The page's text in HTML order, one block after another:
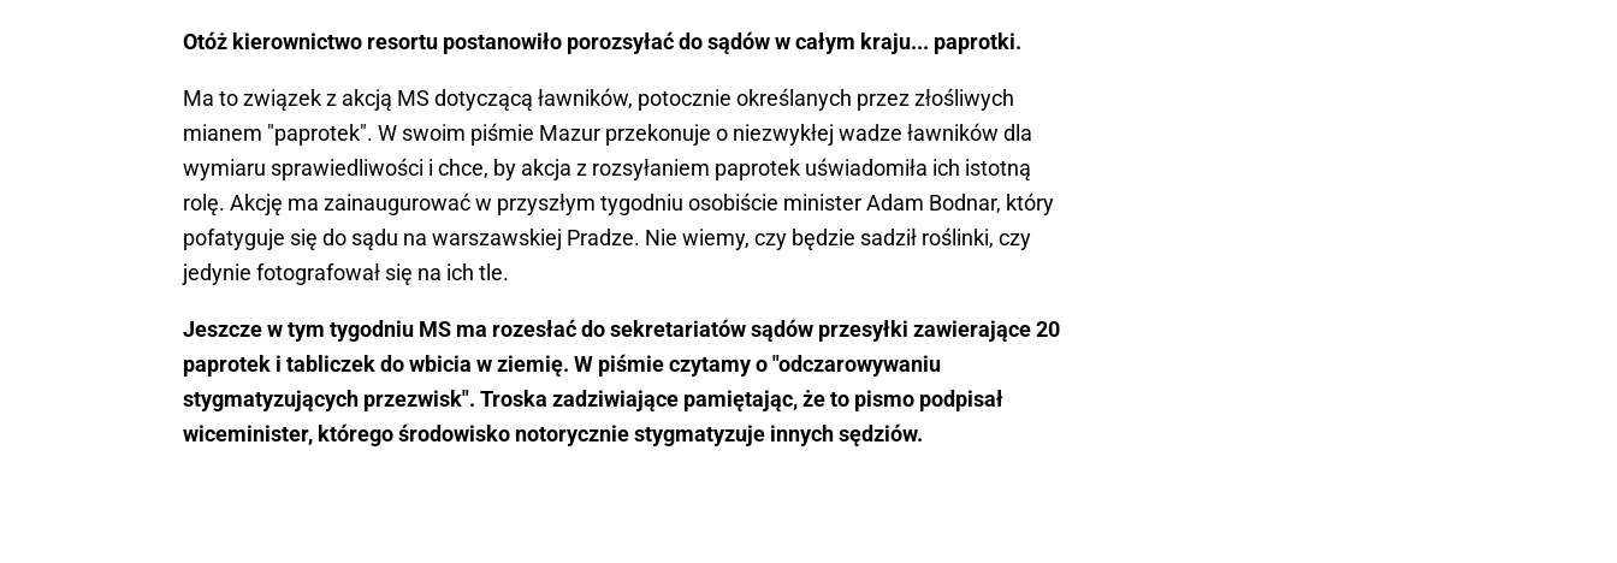
Otóż kierownictwo resortu postanowiło porozsyłać do sądów w całym kraju... paprotki.
Ma to związek z akcją MS dotyczącą ławników, potocznie określanych przez złośliwych
mianem "paprotek". W swoim piśmie Mazur przekonuje o niezwykłej wadze ławników dla
wymiaru sprawiedliwości i chce, by akcja z rozsyłaniem paprotek uświadomiła ich istotną
rolę. Akcję ma zainaugurować w przyszłym tygodniu osobiście minister Adam Bodnar, który
pofatyguje się do sądu na warszawskiej Pradze. Nie wiemy, czy będzie sadził roślinki, czy
jedynie fotografował się na ich tle.
Jeszcze w tym tygodniu MS ma rozesłać do sekretariatów sądów przesyłki zawierające 20
paprotek i tabliczek do wbicia w ziemię. W piśmie czytamy o "odczarowywaniu
stygmatyzujących przezwisk". Troska zadziwiające pamiętając, że to pismo podpisał
wiceminister, którego środowisko notorycznie stygmatyzuje innych sędziów.